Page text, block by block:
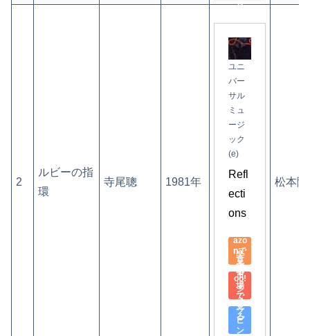
見
2
ルビーの指
環
寺尾聰 1981年
ユニ
バー
サル
ミュ
ージ
ック
(e)
Refl
ecti
ons
azo
nで
見
る
楽
天
市
場
で
見
る
Yah
oo!
シ
ョ
ッ
ピ
ン
松本隆